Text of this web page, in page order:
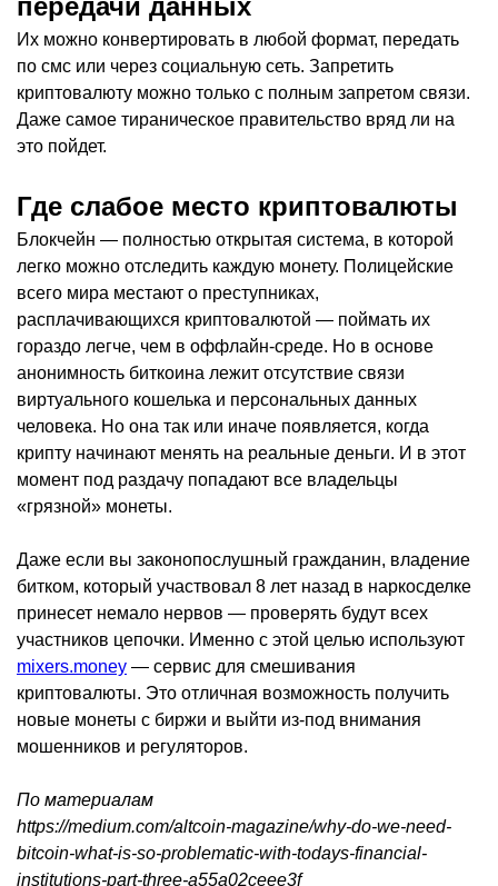
передачи данных
Их можно конвертировать в любой формат, передать
по смс или через социальную сеть. Запретить
криптовалюту можно только с полным запретом связи.
Даже самое тираническое правительство вряд ли на
это пойдет.
Где слабое место криптовалюты
Блокчейн — полностью открытая система, в которой
легко можно отследить каждую монету. Полицейские
всего мира местают о преступниках,
расплачивающихся криптовалютой — поймать их
гораздо легче, чем в оффлайн-среде. Но в основе
анонимность биткоина лежит отсутствие связи
виртуального кошелька и персональных данных
человека. Но она так или иначе появляется, когда
крипту начинают менять на реальные деньги. И в этот
момент под раздачу попадают все владельцы
«грязной» монеты.
Даже если вы законопослушный гражданин, владение
битком, который участвовал 8 лет назад в наркосделке
принесет немало нервов — проверять будут всех
участников цепочки. Именно с этой целью используют
mixers.money — сервис для смешивания
криптовалюты. Это отличная возможность получить
новые монеты с биржи и выйти из-под внимания
мошенников и регуляторов.
По материалам
https://medium.com/altcoin-magazine/why-do-we-need-
bitcoin-what-is-so-problematic-with-todays-financial-
institutions-part-three-a55a02ceee3f